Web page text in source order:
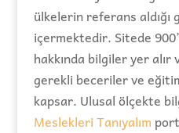
ülkelerin referans
içermektedir. Sitede
hakkında bilgiler yer
gerekli beceriler ve
kapsar. Ulusal ölçekte
Meslekleri Tanıyalım